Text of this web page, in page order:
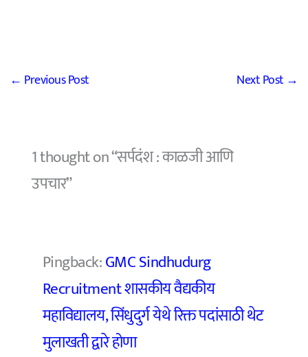
← Previous Post Next Post →
1 thought on “सर्पदंश : काळजी आणि
उपचार”
Pingback:GMC Sindhudurg
Recruitment शासकीय वैद्यकीय
महाविद्यालय, सिंधुदुर्ग येथे रिक्त पदांसाठी थेट
मुलाखती द्वारे होणा